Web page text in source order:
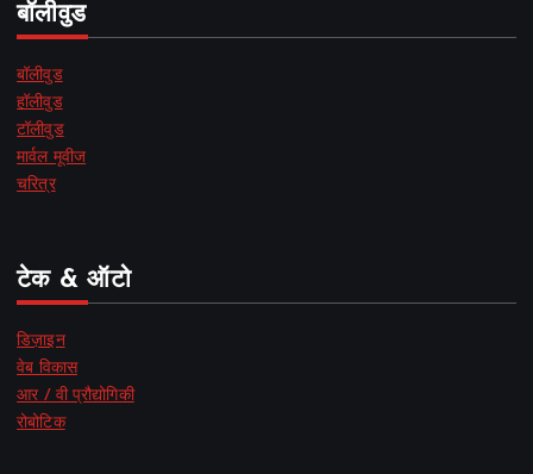
बॉलीवुड
बॉलीवुड
हॉलीवुड
टॉलीवुड
मार्वल मूवीज
चरित्र
टेक & ऑटो
डिज़ाइन
वेब विकास
आर / वी प्रौद्योगिकी
रोबोटिक